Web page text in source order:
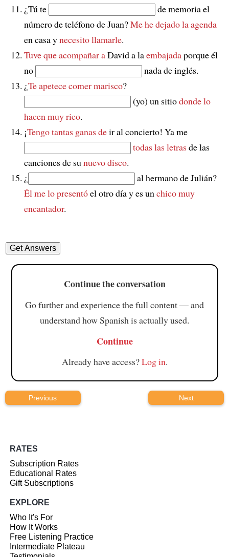
¿Tú te
de memoria el
número de teléfono de Juan?Me he dejado la agenda
en casa ynecesito llamarle.
Tuve que acompañar aDavid a laembajadaporque él
no
nada de inglés.
¿Te apetece comermarisco?
(yo) un sitiodonde lo
hacen muy rico.
¡Tengo tantas ganas deir al concierto! Ya me
todas las letrasde las
canciones de su nuevo disco.
¿
al hermano de Julián?
Él me lo presentóel otro día y es un chico muy
encantador.
Continue the conversation
Go further and experience the full content — and
understand how Spanish is actually used.
Continue
Already have access?Log in.
Previous Next
RATES
Subscription Rates
Educational Rates
Gift Subscriptions
EXPLORE
Who It's For
How It Works
Free Listening Practice
Intermediate Plateau